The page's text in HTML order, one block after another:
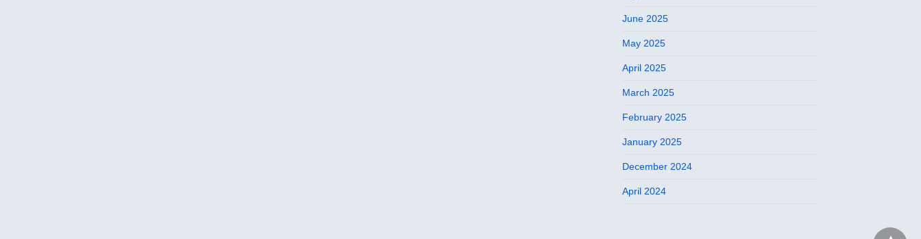
June 2025
May 2025
April 2025
March 2025
February 2025
January 2025
December 2024
April 2024